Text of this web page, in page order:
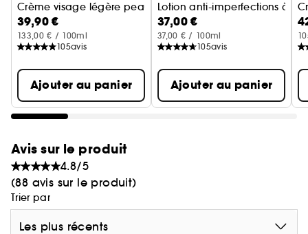
Crème visage légère peau normale à mixte
39,90 €
133,00 € / 100ml
105avis
Ajouter au panier
Lotion anti-imperfections à la
37,00 €
37,00 € / 100ml
105avis
Ajouter au panier
Avis sur le produit
4.8/5
(88 avis sur le produit)
Trier par
Les plus récents